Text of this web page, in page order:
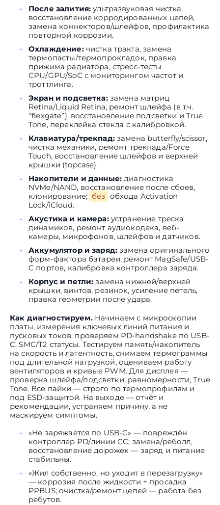
После залития: ультразвуковая чистка,
восстановление корродированных цепей,
замена коннекторов/шлейфов, профилактика
повторной коррозии.
Охлаждение:чистка тракта, замена
термопасты/термопрокладок, правка
прижима радиатора; стресс-тесты
CPU/GPU/SoC с мониторингом частот и
троттлинга.
Экран и подсветка:замена матриц
Retina/Liquid Retina, ремонт шлейфа (в т.ч.
“flexgate”), восстановление подсветки и True
Tone, переклейка стекла с калибровкой.
Клавиатура/трекпад:замена butterfly/scissor,
чистка механики, ремонт трекпада/Force
Touch, восстановление шлейфов и верхней
крышки (topcase).
Накопители и данные: диагностика
NVMe/NAND, восстановление после сбоев,
клонирование; без обхода Activation
Lock/iCloud.
Акустика и камера:устранение треска
динамиков, ремонт аудиокодека, веб-
камеры, микрофонов, шлейфов и датчиков.
Аккумулятор и заряд: замена оригинального
форм-фактора батареи, ремонт MagSafe/USB-
C портов, калибровка контроллера заряда.
Корпус и петли: замена нижней/верхней
крышки, винтов, резинок, усиление петель,
правка геометрии после удара.
Как диагностируем.Начинаем с микроскопии
платы, измерения ключевых линий питания и
пусковых токов, проверяем PD-handshake по USB-
C, SMC/T2 статусы. Тестируем память/накопитель
на скорость и латентность, снимаем термограммы
под длительной нагрузкой, оцениваем работу
вентиляторов и кривые PWM. Для дисплея —
проверка шлейфа/подсветки, равномерности, True
Tone. Все пайки — строго по термопрофилям и
под ESD-защитой. На выходе — отчёт и
рекомендации, устраняем причину, а не
маскируем симптомы.
«Не заряжается по USB-C» — повреждён
контроллер PD/линии CC; замена/реболл,
восстановление дорожек — заряд и питание
стабильны.
«Жил собственно, но уходит в перезагрузку»
— коррозия после жидкости + просадка
PPBUS; очистка/ремонт цепей — работа без
ребутов.